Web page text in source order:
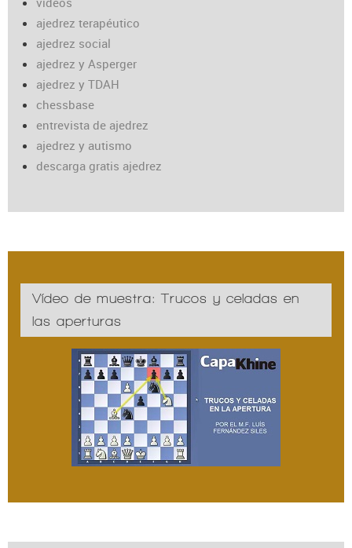
ajedrez terapéutico
ajedrez social
ajedrez y Asperger
ajedrez y TDAH
chessbase
entrevista de ajedrez
ajedrez y autismo
descarga gratis ajedrez
Vídeo de muestra: Trucos y celadas en
las aperturas